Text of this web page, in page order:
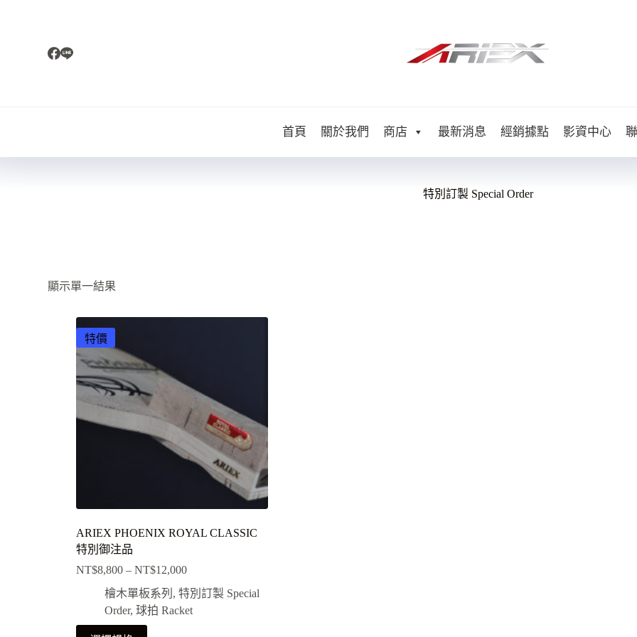
首頁 關於我們 商店 最新消息 經銷據點 影資中心
特別訂製 Special Order
顯示單一結果
特價
ARIEX PHOENIX ROYAL CLASSIC
特別御注品
NT$8,800 –NT$12,000
檜木單板系列 ,特別訂製 Special
Order,球拍 Racket